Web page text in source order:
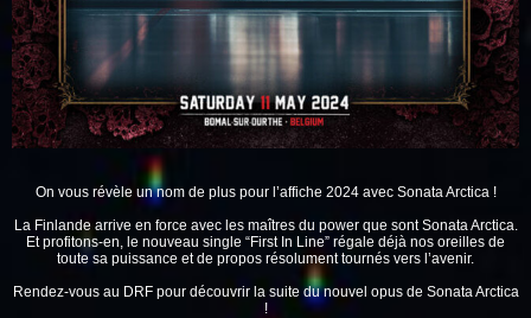
On vous révèle un nom de plus pour l’affiche 2024 avec Sonata Arctica!
La Finlande arrive en force avec les maîtres du power que sont Sonata Arctica.
Et profitons-en, le nouveau single “First In Line” régale déjà nos oreilles de
toute sa puissance et de propos résolument tournés vers l’avenir.
Rendez-vous au DRF pour découvrir la suite du nouvel opus de Sonata Arctica
!